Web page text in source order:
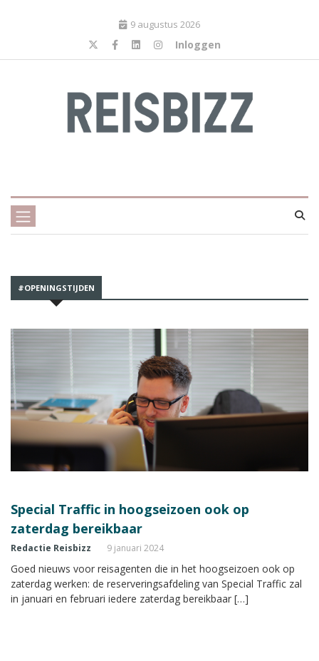
9 augustus 2026
Inloggen
#OPENINGSTIJDEN
Special Traffic in hoogseizoen ook op
zaterdag bereikbaar
Redactie Reisbizz 9 januari 2024
Goed nieuws voor reisagenten die in het hoogseizoen ook op
zaterdag werken: de reserveringsafdeling van Special Traffic zal
in januari en februari iedere zaterdag bereikbaar […]